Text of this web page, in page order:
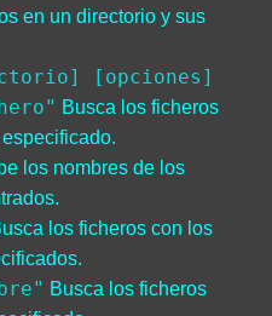
en un directorio y sus
[opciones]
Busca los ficheros
los nombres de los
los ficheros con los
Busca los ficheros